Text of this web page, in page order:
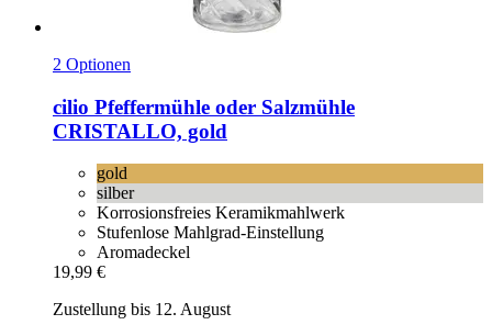
2 Optionen
cilio Pfeffermühle oder Salzmühle
CRISTALLO, gold
gold
silber
Korrosionsfreies Keramikmahlwerk
Stufenlose Mahlgrad-Einstellung
Aromadeckel
19,99 €
Zustellung bis 12. August